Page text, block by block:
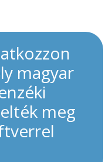
magyar
meg